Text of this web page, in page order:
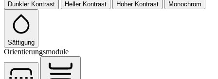
Dunkler Kontrast Heller Kontrast Hoher Kontrast Monochrom
Sättigung
Orientierungsmodule